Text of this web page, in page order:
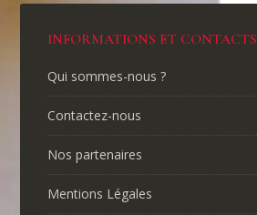
INFORMATIONS ET CONTACTS
Qui sommes-nous ?
Contactez-nous
Nos partenaires
Mentions Légales